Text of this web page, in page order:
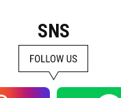
SNS